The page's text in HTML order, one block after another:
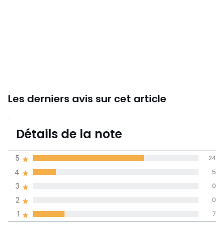
Les derniers avis sur cet article
4,1
de moyenne
obtenue sur
Détails de la note
1 7
2 0
3 0
4 5
5 24